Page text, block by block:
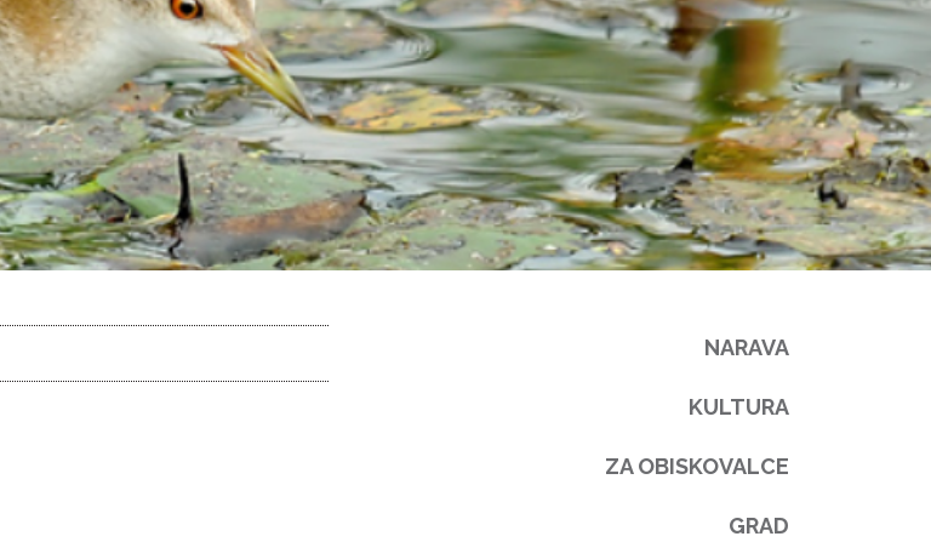
NARAVA
KULTURA
ZA OBISKOVALCE
GRAD